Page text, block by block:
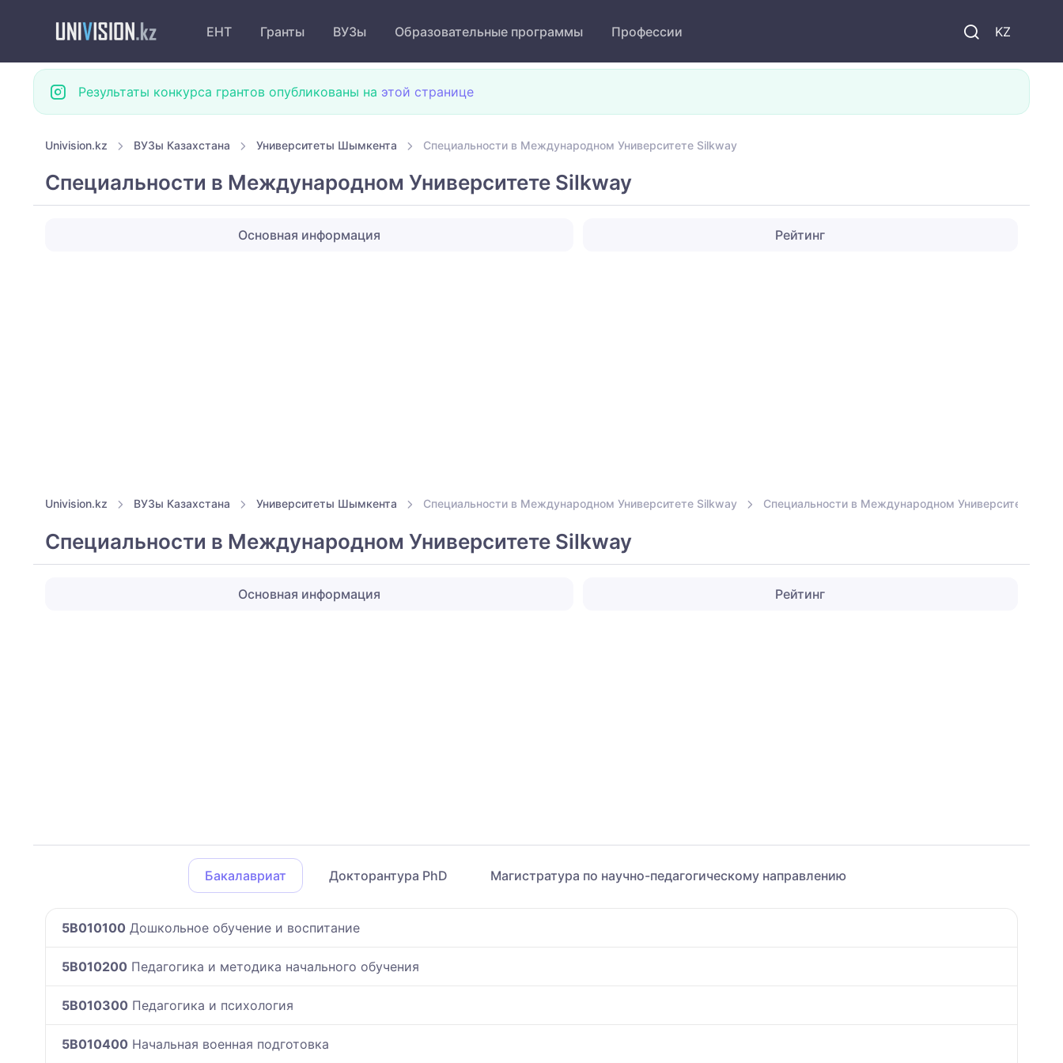
KZ
ЕНТ Гранты ВУЗы Образовательные программы Профессии
Результаты конкурса грантов опубликованы на этой странице
Univision.kz ВУЗы Казахстана Университеты Шымкента Специальности в Международном Университете Silkway
Специальности в Международном Университете Silkway
Основная информация Рейтинг
Univision.kz ВУЗы Казахстана Университеты Шымкента Специальности в Международном Университете Silkway Специальности в Международном Университете
Специальности в Международном Университете Silkway
Основная информация Рейтинг
Бакалавриат Докторантура PhD Магистратура по научно-педагогическому направлению
5B010100 Дошкольное обучение и воспитание
5B010200 Педагогика и методика начального обучения
5B010300 Педагогика и психология
5B010400 Начальная военная подготовка